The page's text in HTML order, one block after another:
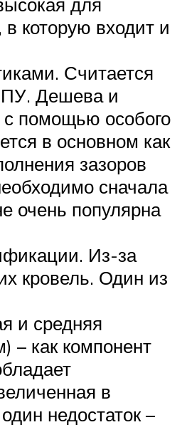
которую входит и
Считается
Дешева и
с помощью особого
в основном как
зазоров
сначала
очень популярна
Из-за
кровель. Один из
и средняя
– как компонент
в
недостаток –